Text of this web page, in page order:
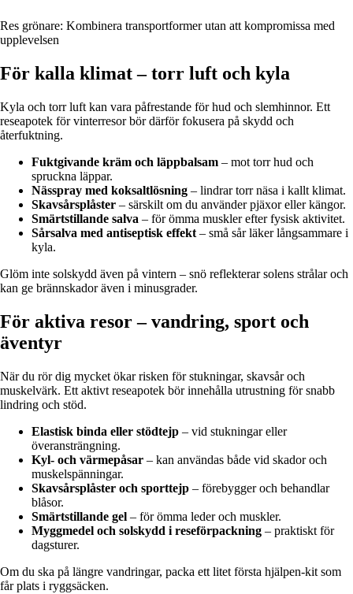
Res grönare: Kombinera transportformer utan att kompromissa med
upplevelsen
För kalla klimat – torr luft och kyla
Kyla och torr luft kan vara påfrestande för hud och slemhinnor. Ett
reseapotek för vinterresor bör därför fokusera på skydd och
återfuktning.
Fuktgivande kräm och läppbalsam – mot torr hud och
spruckna läppar.
Nässpray med koksaltlösning – lindrar torr näsa i kallt klimat.
Skavsårsplåster – särskilt om du använder pjäxor eller kängor.
Smärtstillande salva – för ömma muskler efter fysisk aktivitet.
Sårsalva med antiseptisk effekt – små sår läker långsammare i
kyla.
Glöm inte solskydd även på vintern – snö reflekterar solens strålar och
kan ge brännskador även i minusgrader.
För aktiva resor – vandring, sport och
äventyr
När du rör dig mycket ökar risken för stukningar, skavsår och
muskelvärk. Ett aktivt reseapotek bör innehålla utrustning för snabb
lindring och stöd.
Elastisk binda eller stödtejp – vid stukningar eller
överansträngning.
Kyl- och värmepåsar – kan användas både vid skador och
muskelspänningar.
Skavsårsplåster och sporttejp – förebygger och behandlar
blåsor.
Smärtstillande gel – för ömma leder och muskler.
Myggmedel och solskydd i reseförpackning – praktiskt för
dagsturer.
Om du ska på längre vandringar, packa ett litet första hjälpen-kit som
får plats i ryggsäcken.